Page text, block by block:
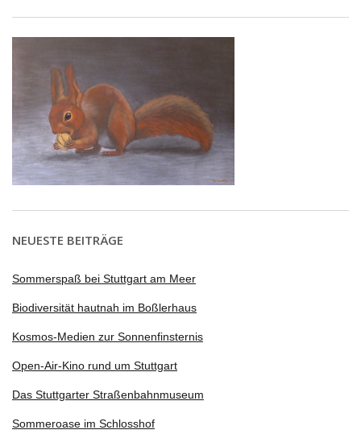
NEUESTE BEITRÄGE
Sommerspaß bei Stuttgart am Meer
Biodiversität hautnah im Boßlerhaus
Kosmos-Medien zur Sonnenfinsternis
Open-Air-Kino rund um Stuttgart
Das Stuttgarter Straßenbahnmuseum
Sommeroase im Schlosshof